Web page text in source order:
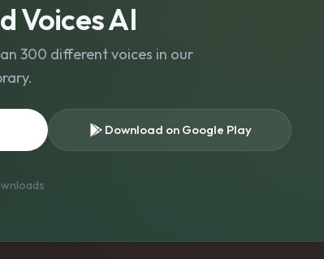
Voices AI
300 different voices in our
Download on Google Play